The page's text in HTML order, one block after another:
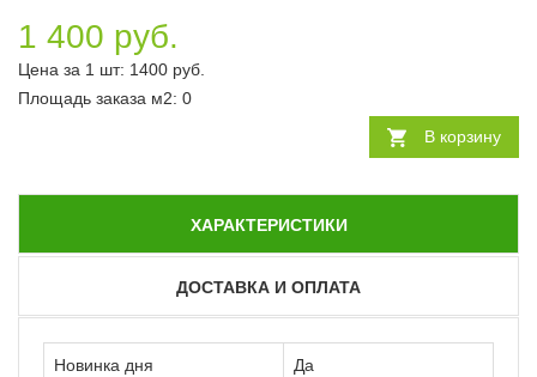
1 400 руб.
Цена за 1 шт: 1400 руб.
Площадь заказа м2: 0
В корзину
ХАРАКТЕРИСТИКИ
ДОСТАВКА И ОПЛАТА
Новинка дня Да